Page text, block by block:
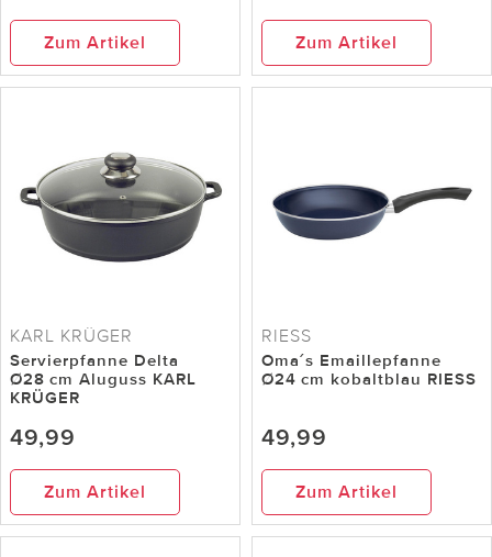
Zum Artikel Zum Artikel
KARL KRÜGER
Servierpfanne Delta
Ø28 cm Aluguss KARL
KRÜGER
49,99
Zum Artikel
RIESS
Oma´s Emaillepfanne
Ø24 cm kobaltblau RIESS
49,99
Zum Artikel